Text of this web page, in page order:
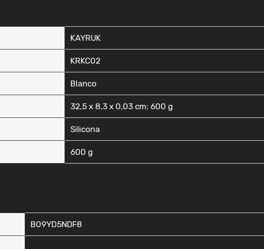
‎KAYRUK
‎KRKC02
‎Blanco
‎32,5 x 8,3 x 0,03 cm; 600 g
‎Silicona
‎600 g
B09YD5NDF8